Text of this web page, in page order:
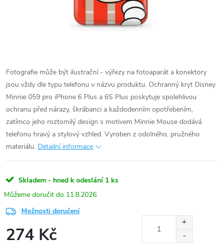
Fotografie může být ilustrační - výřezy na fotoaparát a konektory
jsou vždy dle typu telefonu v názvu produktu. Ochranný kryt Disney
Minnie 059 pro iPhone 6 Plus a 6S Plus poskytuje spolehlivou
ochranu před nárazy, škrábanci a každodenním opotřebením,
zatímco jeho roztomilý design s motivem Minnie Mouse dodává
telefonu hravý a stylový vzhled. Vyroben z odolného, pružného
materiálu. Detailní informace
Skladem - hned k odeslání 1 ks
11.8.2026
Možnosti doručení
274 Kč